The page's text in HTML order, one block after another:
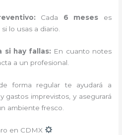
Cada 6 meses es
lo usas a diario.
si hay fallas: En cuanto notes
a un profesional.
forma regular te ayudará a
gastos imprevistos, y asegurará
ambiente fresco.
en CDMX